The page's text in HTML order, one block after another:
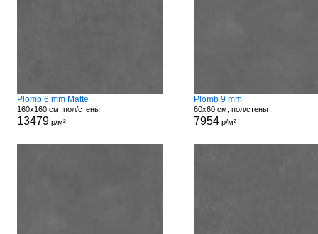
Plomb 6 mm Matte
160x160 см, пол/стены
13479р/м²
Plomb 9 mm
60x60 см, пол/стены
7954р/м²